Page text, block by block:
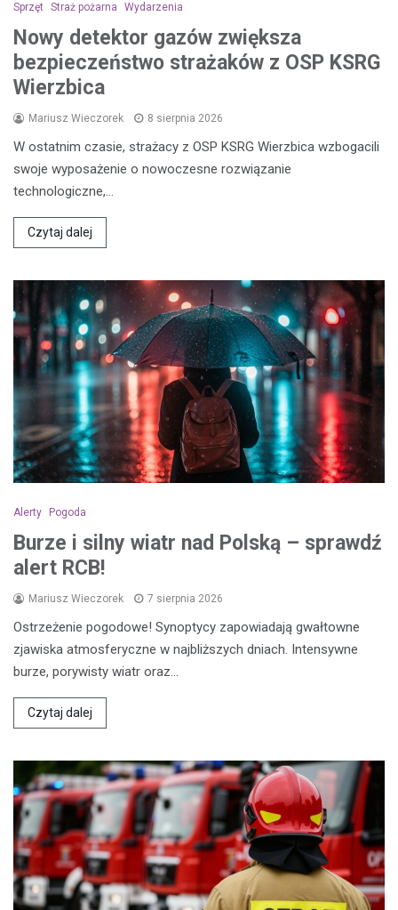
Sprzęt Straż pożarna Wydarzenia
Nowy detektor gazów zwiększa
bezpieczeństwo strażaków z OSP KSRG
Wierzbica
Mariusz Wieczorek 8 sierpnia 2026
W ostatnim czasie, strażacy z OSP KSRG Wierzbica wzbogacili
swoje wyposażenie o nowoczesne rozwiązanie
technologiczne,…
Czytaj dalej
Alerty Pogoda
Burze i silny wiatr nad Polską – sprawdź
alert RCB!
Mariusz Wieczorek 7 sierpnia 2026
Ostrzeżenie pogodowe! Synoptycy zapowiadają gwałtowne
zjawiska atmosferyczne w najbliższych dniach. Intensywne
burze, porywisty wiatr oraz…
Czytaj dalej